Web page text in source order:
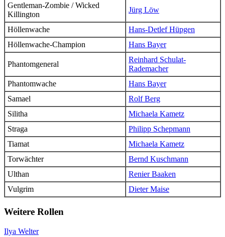
Gentleman-Zombie / Wicked
Killington
Jürg Löw
Höllenwache
Hans-Detlef Hüpgen
Höllenwache-Champion
Hans Bayer
Phantomgeneral
Reinhard Schulat-
Rademacher
Phantomwache
Hans Bayer
Samael
Rolf Berg
Silitha
Michaela Kametz
Straga
Philipp Schepmann
Tiamat
Michaela Kametz
Torwächter
Bernd Kuschmann
Ulthan
Renier Baaken
Vulgrim
Dieter Maise
Weitere Rollen
Ilya Welter